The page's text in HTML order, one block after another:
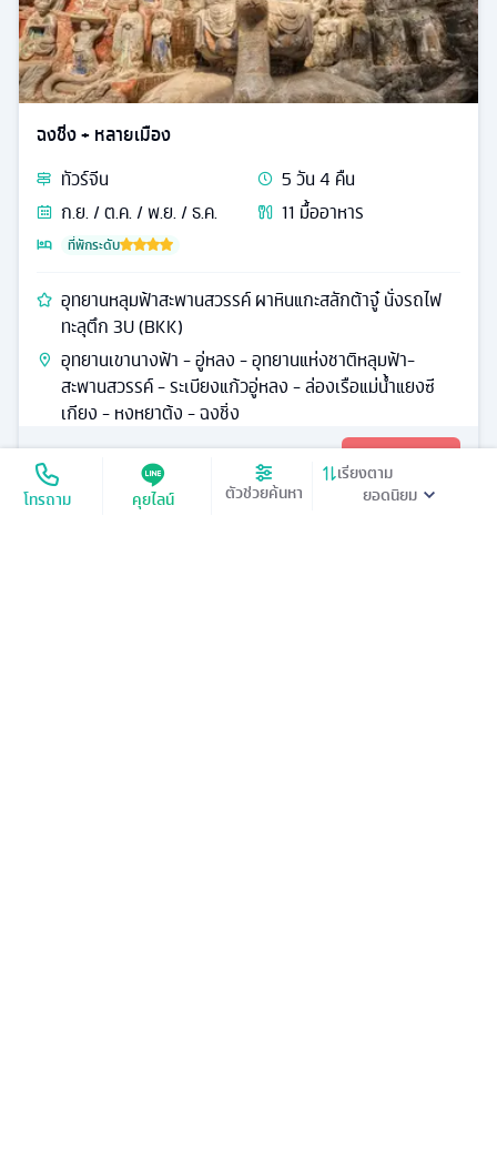
โทรถาม คุยไลน์ ตัวช่วยค้นหา
เรียงตาม
ฉงชิ่ง + หลายเมือง
ทัวร์จีน 5วัน4 คืน
ก.ย. / ต.ค. / พ.ย. / ธ.ค.
11 มื้ออาหาร
ที่พักระดับ
อุทยานหลุมฟ้าสะพานสวรรค์ ผาหินแกะสลักต้าจู๋ นั่งรถไฟ
ทะลุตึก 3U (BKK)
อุทยานเขานางฟ้า - อู่หลง - อุทยานแห่งชาติหลุมฟ้า-
สะพานสวรรค์ - ระเบียงแก้วอู่หลง - ล่องเรือแม่น้ำแยงซี
เกียง - หงหยาต้ง - ฉงชิ่ง
เริ่มต้น31,999